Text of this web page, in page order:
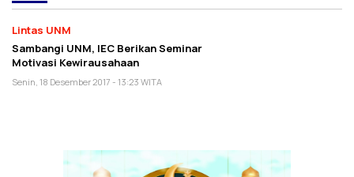
Lintas UNM
Sambangi UNM, IEC Berikan Seminar
Motivasi Kewirausahaan
Senin, 18 Desember 2017 - 13:23 WITA